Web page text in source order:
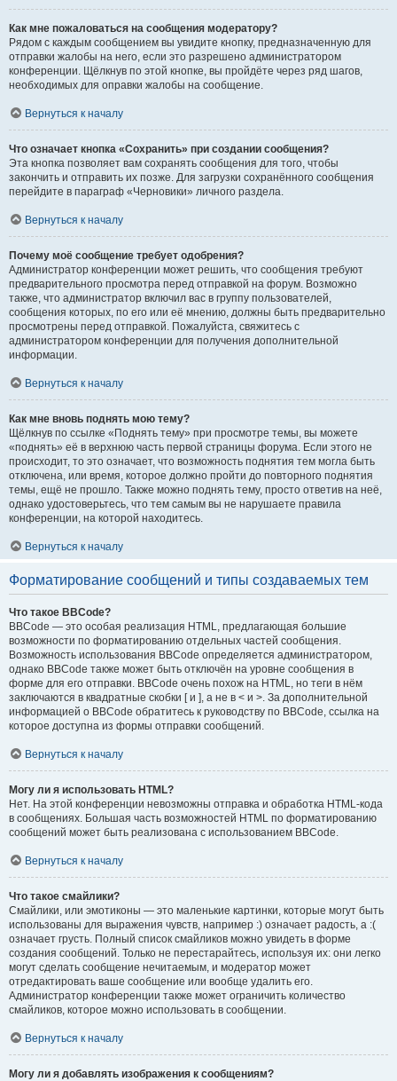
Как мне пожаловаться на сообщения модератору?
Рядом с каждым сообщением вы увидите кнопку, предназначенную для
отправки жалобы на него, если это разрешено администратором
конференции. Щёлкнув по этой кнопке, вы пройдёте через ряд шагов,
необходимых для оправки жалобы на сообщение.
Вернуться к началу
Что означает кнопка «Сохранить» при создании сообщения?
Эта кнопка позволяет вам сохранять сообщения для того, чтобы
закончить и отправить их позже. Для загрузки сохранённого сообщения
перейдите в параграф «Черновики» личного раздела.
Вернуться к началу
Почему моё сообщение требует одобрения?
Администратор конференции может решить, что сообщения требуют
предварительного просмотра перед отправкой на форум. Возможно
также, что администратор включил вас в группу пользователей,
сообщения которых, по его или её мнению, должны быть предварительно
просмотрены перед отправкой. Пожалуйста, свяжитесь с
администратором конференции для получения дополнительной
информации.
Вернуться к началу
Как мне вновь поднять мою тему?
Щёлкнув по ссылке «Поднять тему» при просмотре темы, вы можете
«поднять» её в верхнюю часть первой страницы форума. Если этого не
происходит, то это означает, что возможность поднятия тем могла быть
отключена, или время, которое должно пройти до повторного поднятия
темы, ещё не прошло. Также можно поднять тему, просто ответив на неё,
однако удостоверьтесь, что тем самым вы не нарушаете правила
конференции, на которой находитесь.
Вернуться к началу
Форматирование сообщений и типы создаваемых тем
Что такое BBCode?
BBCode — это особая реализация HTML, предлагающая большие
возможности по форматированию отдельных частей сообщения.
Возможность использования BBCode определяется администратором,
однако BBCode также может быть отключён на уровне сообщения в
форме для его отправки. BBCode очень похож на HTML, но теги в нём
заключаются в квадратные скобки [ и ], а не в < и >. За дополнительной
информацией о BBCode обратитесь к руководству по BBCode, ссылка на
которое доступна из формы отправки сообщений.
Вернуться к началу
Могу ли я использовать HTML?
Нет. На этой конференции невозможны отправка и обработка HTML-кода
в сообщениях. Большая часть возможностей HTML по форматированию
сообщений может быть реализована с использованием BBCode.
Вернуться к началу
Что такое смайлики?
Смайлики, или эмотиконы — это маленькие картинки, которые могут быть
использованы для выражения чувств, например :) означает радость, а :(
означает грусть. Полный список смайликов можно увидеть в форме
создания сообщений. Только не перестарайтесь, используя их: они легко
могут сделать сообщение нечитаемым, и модератор может
отредактировать ваше сообщение или вообще удалить его.
Администратор конференции также может ограничить количество
смайликов, которое можно использовать в сообщении.
Вернуться к началу
Могу ли я добавлять изображения к сообщениям?